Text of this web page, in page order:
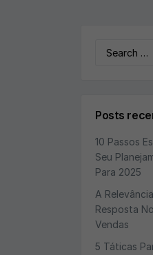
Search
Posts
10 Passos
Seu
Para 2025
A
Resposta
Vendas
5 Táticas